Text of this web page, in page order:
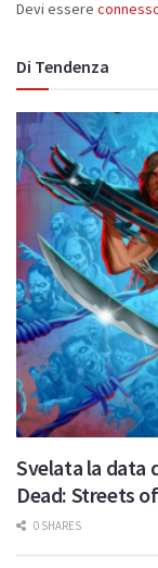
Devi essere
Di Tendenza
Svelata la data
Dead: Streets
0 SHARES